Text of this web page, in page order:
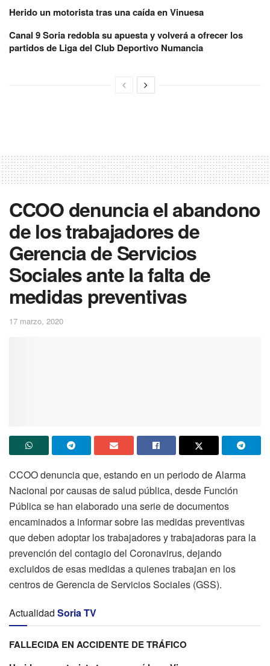
Herido un motorista tras una caída en Vinuesa
Canal 9 Soria redobla su apuesta y volverá a ofrecer los
partidos de Liga del Club Deportivo Numancia
CCOO denuncia el abandono
de los trabajadores de
Gerencia de Servicios
Sociales ante la falta de
medidas preventivas
17 marzo, 2020
CCOO denuncia que, estando en un periodo de Alarma
Nacional por causas de salud pública, desde Función
Pública se han elaborado una serie de documentos
encaminados a informar sobre las medidas preventivas
que deben adoptar los trabajadores y trabajadoras para la
prevención del contagio del Coronavirus, dejando
excluidos de esas medidas a quienes trabajan en los
centros de Gerencia de Servicios Sociales (GSS).
Actualidad Soria TV
FALLECIDA EN ACCIDENTE DE TRÁFICO